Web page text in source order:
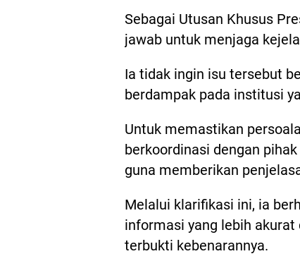
Sebagai Utusan Khusus
jawab untuk menjaga
Ia tidak ingin isu tersebut
berdampak pada institusi
Untuk memastikan
berkoordinasi dengan
guna memberikan
Melalui klarifikasi ini, ia
informasi yang lebih
terbukti kebenarannya.